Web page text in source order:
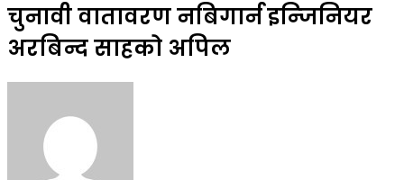
चुनावी वातावरण नबिगार्न इन्जिनियर
अरबिन्द साहको अपिल